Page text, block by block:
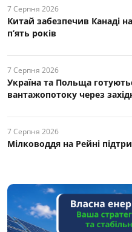
7 Серпня 2026
Китай забезпечив Канаді
п’ять років
7 Серпня 2026
Україна та Польща
вантажопотоку через
7 Серпня 2026
Мілководдя на Рейні